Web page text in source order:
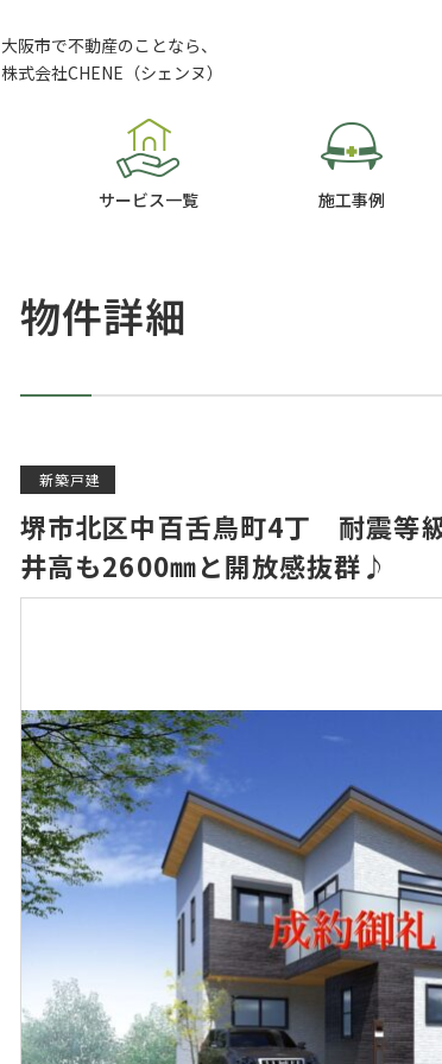
大阪市で不動産のことなら、
株式会社CHENE（シェンヌ）
サービス一覧 施工事例
物件詳細
新築戸建
堺市北区中百舌鳥町4丁 耐震等
井高も2600㎜と開放感抜群♪